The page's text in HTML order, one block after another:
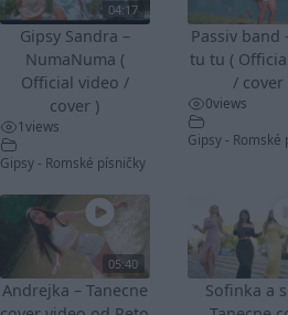
04:17
Gipsy Sandra –
NumaNuma (
Official video /
cover )
1views
Gipsy - Romské písničky
Passiv band
tu tu (
/ cover
0views
Gipsy - Romské
05:40
Andrejka – Tanecne
Sofinka a